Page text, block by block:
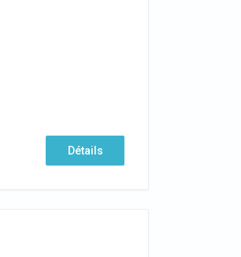
Détails